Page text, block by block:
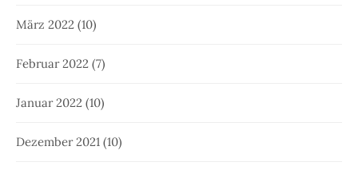
März 2022 (10)
Februar 2022 (7)
Januar 2022 (10)
Dezember 2021 (10)